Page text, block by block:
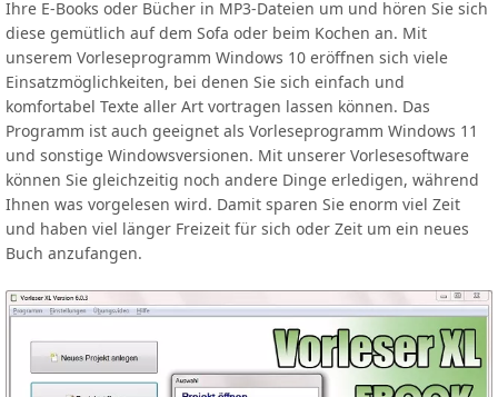
Ihre E-Books oder Bücher in MP3-Dateien um und hören Sie sich
diese gemütlich auf dem Sofa oder beim Kochen an. Mit
unserem Vorleseprogramm Windows 10 eröffnen sich viele
Einsatzmöglichkeiten, bei denen Sie sich einfach und
komfortabel Texte aller Art vortragen lassen können. Das
Programm ist auch geeignet als Vorleseprogramm Windows 11
und sonstige Windowsversionen. Mit unserer Vorlesesoftware
können Sie gleichzeitig noch andere Dinge erledigen, während
Ihnen was vorgelesen wird. Damit sparen Sie enorm viel Zeit
und haben viel länger Freizeit für sich oder Zeit um ein neues
Buch anzufangen.